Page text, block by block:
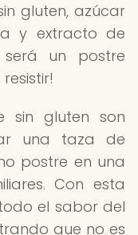
gluten, azúcar
y extracto de
será un postre
sin gluten son
una taza de
postre en una
Con esta
el sabor del
que no es